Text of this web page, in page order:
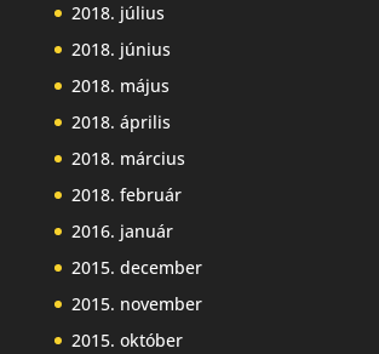
2018. július
2018. június
2018. május
2018. április
2018. március
2018. február
2016. január
2015. december
2015. november
2015. október